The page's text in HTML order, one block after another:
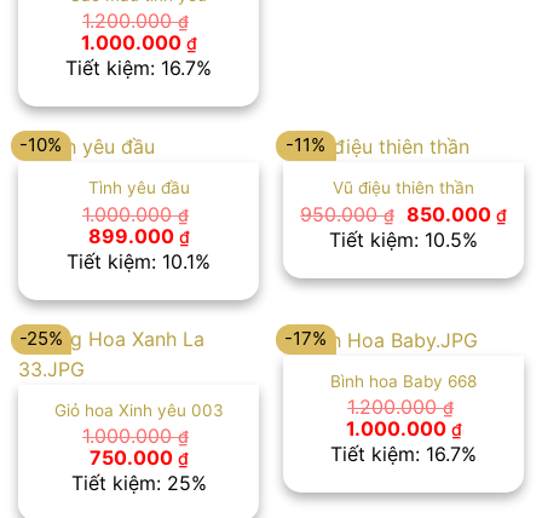
1.200.000₫
Giá
gốc
là:
1.000.000 ₫Giá
hiện
tại
1.000.000 ₫.
Tiết kiệm: 16.7%
-10%
Tình yêu đầu
1.000.000₫
Giá
gốc
là:
899.000 ₫Giá
hiện
tại
899.000 ₫.
Tiết kiệm: 10.1%
-11%
Vũ điệu thiên thần
950.000₫ Giá
gốc
là:
850.000 ₫Giá
hiện
là:
Tiết kiệm: 10.5%
-25%
Giỏ hoa Xinh yêu 003
1.000.000₫
Giá
gốc
là:
750.000 ₫Giá
hiện
tại
Tiết kiệm: 25%
-17%
Bình hoa Baby 668
1.200.000₫
Giá
gốc
là:
1.000.000 ₫Giá
hiện
tại
Tiết kiệm: 16.7%